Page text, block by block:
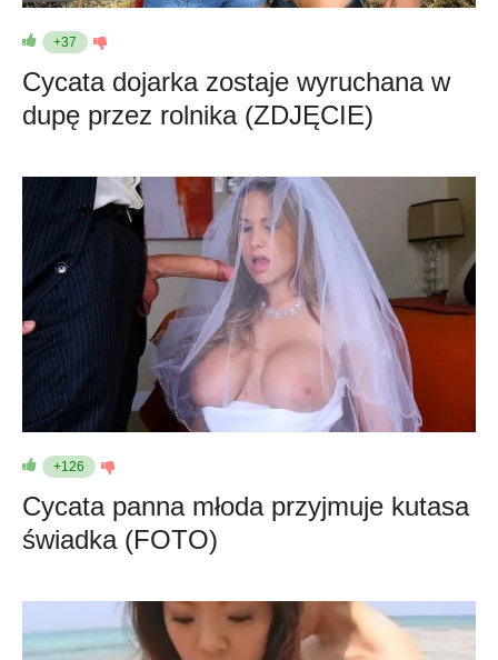
+37
Cycata dojarka zostaje wyruchana w
dupę przez rolnika (ZDJĘCIE)
+126
Cycata panna młoda przyjmuje kutasa
świadka (FOTO)